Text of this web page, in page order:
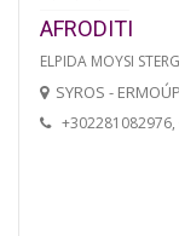
AFRODITI
ELPIDA MOYSI
SYROS -